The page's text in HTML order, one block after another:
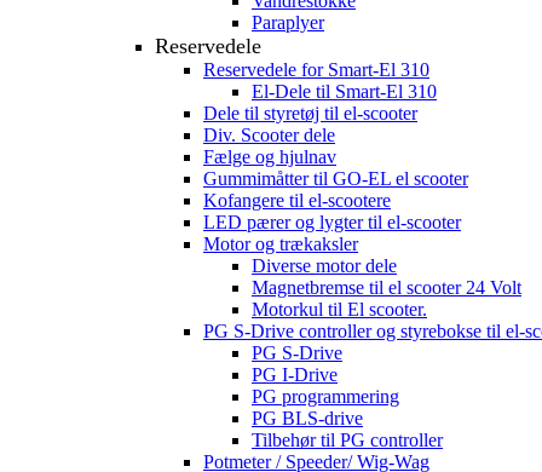
Paraplyer
Reservedele
Reservedele for Smart-El 310
El-Dele til Smart-El 310
Dele til styretøj til el-scooter
Div. Scooter dele
Fælge og hjulnav
Gummimåtter til GO-EL el scooter
Kofangere til el-scootere
LED pærer og lygter til el-scooter
Motor og trækaksler
Diverse motor dele
Magnetbremse til el scooter 24 Volt
Motorkul til El scooter.
PG S-Drive controller og styrebokse til el-
PG S-Drive
PG I-Drive
PG programmering
PG BLS-drive
Tilbehør til PG controller
Potmeter / Speeder/ Wig-Wag